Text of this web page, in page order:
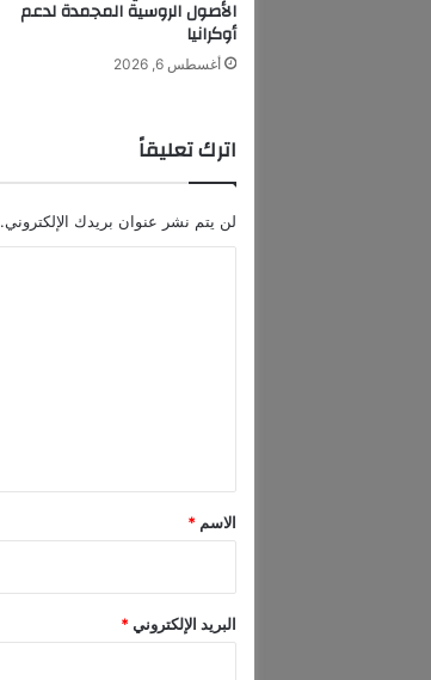
ي
ا
ر
ا
ب
ل
الأصول الروسية المجمدة لدعم
أوكرانيا
أغسطس 6, 2026
اترك تعليقاً
لن يتم نشر عنوان بريدك الإلكتروني.
*
الاسم *
البريد الإلكتروني*